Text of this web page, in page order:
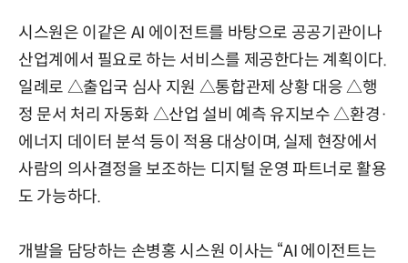
시스원은 이같은 AI 에이전트를 바탕으로 공공기관이나
산업계에서 필요로 하는 서비스를 제공한다는 계획이다.
일례로 △출입국 심사 지원 △통합관제 상황 대응 △행
정 문서 처리 자동화 △산업 설비 예측 유지보수 △환경·
에너지 데이터 분석 등이 적용 대상이며, 실제 현장에서
사람의 의사결정을 보조하는 디지털 운영 파트너로 활용
도 가능하다.
개발을 담당하는 손병홍 시스원 이사는 “AI 에이전트는